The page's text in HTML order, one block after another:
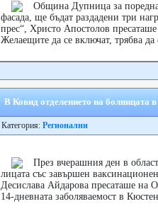
Община Дупница за поредна
фасада, ще бъдат раздадени три
прес“, Христо Апостолов
Желаещите да се включат, трябва да
В Ковид отделението на болницата
Категория: Регионални
През вчерашния ден в
лицата със завършен
Десислава Айдарова пресаташе на
14-дневната заболяваемост в